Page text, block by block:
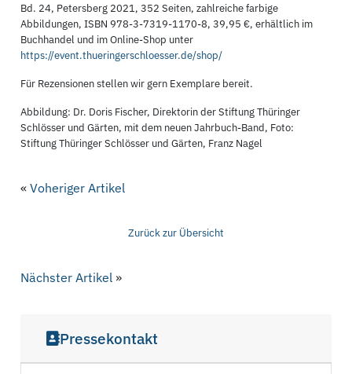
Bd. 24, Petersberg 2021, 352 Seiten, zahlreiche farbige
Abbildungen, ISBN 978-3-7319-1170-8, 39,95 €, erhältlich im
Buchhandel und im Online-Shop unter
https://event.thueringerschloesser.de/shop/
Für Rezensionen stellen wir gern Exemplare bereit.
Abbildung: Dr. Doris Fischer, Direktorin der Stiftung Thüringer
Schlösser und Gärten, mit dem neuen Jahrbuch-Band, Foto:
Stiftung Thüringer Schlösser und Gärten, Franz Nagel
«Voheriger Artikel
Zurück zur Übersicht
Nächster Artikel »
Pressekontakt